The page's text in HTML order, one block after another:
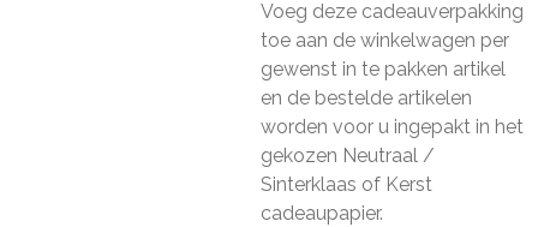
Voeg deze cadeauverpakking
toe aan de winkelwagen per
gewenst in te pakken artikel
en de bestelde artikelen
worden voor u ingepakt in het
gekozen Neutraal /
Sinterklaas of Kerst
cadeaupapier.